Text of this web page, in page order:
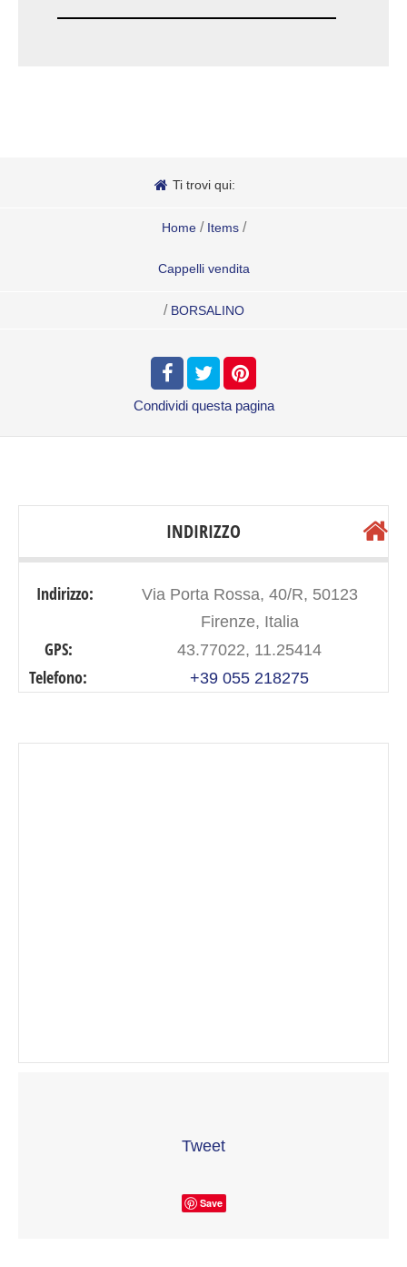
Ti trovi qui:
Home / Items /
Cappelli vendita
/ BORSALINO
Condividi questa pagina
INDIRIZZO
Indirizzo:
Via Porta Rossa, 40/R, 50123
Firenze, Italia
GPS: 43.77022, 11.25414
Telefono: +39 055 218275
Tweet
Save